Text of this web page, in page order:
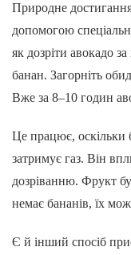
Природне
допомогою
як дозріти авокадо
банан. Загорніть
Вже за 8–10 годин
Це працює, оскільки
затримує газ. Він
дозріванню. Фрукт
немає бананів, їх
Є й інший спосіб